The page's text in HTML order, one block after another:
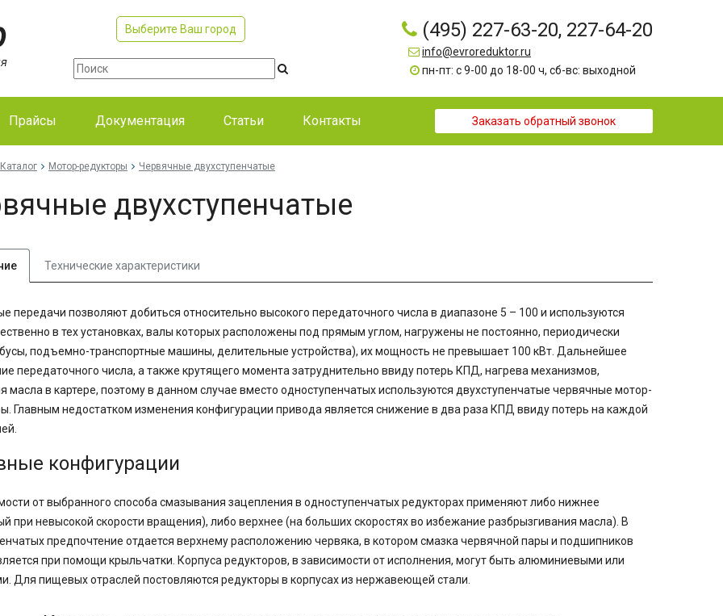
Выберите Ваш город (495) 227-63-20, 227-64-20
info@evroreduktor.ru
пн-пт: с 9-00 до 18-00 ч, сб-вс: выходной
Прайсы Документация Статьи Контакты Заказать обратный звонок
Каталог Мотор-редукторы Червячные двухступенчатые
двухступенчатые
Технические характеристики
передачи позволяют добиться относительно высокого передаточного числа в диапазоне 5 – 100 и используются
в тех установках, валы которых расположены под прямым углом, нагружены не постоянно, периодически
подъемно-транспортные машины, делительные устройства), их мощность не превышает 100 кВт. Дальнейшее
передаточного числа, а также крутящего момента затруднительно ввиду потерь КПД, нагрева механизмов,
масла в картере, поэтому в данном случае вместо одноступенчатых используются двухступенчатые червячные мотор-
Главным недостатком изменения конфигурации привода является снижение в два раза КПД ввиду потерь на каждой
конфигурации
от выбранного способа смазывания зацепления в одноступенчатых редукторах применяют либо нижнее
при невысокой скорости вращения), либо верхнее (на больших скоростях во избежание разбрызгивания масла). В
предпочтение отдается верхнему расположению червяка, в котором смазка червячной пары и подшипников
при помощи крыльчатки. Корпуса редукторов, в зависимости от исполнения, могут быть алюминиевыми или
Для пищевых отраслей постовляются редукторы в корпусах из нержавеющей стали.